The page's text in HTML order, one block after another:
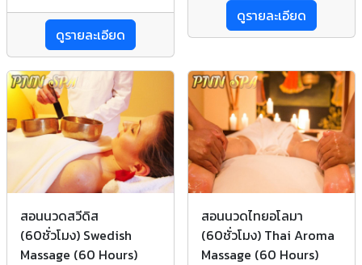
ดูรายละเอียด
ดูรายละเอียด
สอนนวดสวีดิส
(60ชั่วโมง) Swedish
Massage (60 Hours)
สอนนวดไทยอโลมา
(60ชั่วโมง) Thai Aroma
Massage (60 Hours)